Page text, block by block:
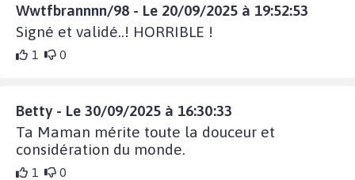
Wwtfbrannnn/98 - Le 20/09/2025 à 19:52:53
Signé et validé..! HORRIBLE !
1 0
Betty - Le 30/09/2025 à 16:30:33
Ta Maman mérite toute la douceur et
considération du monde.
1 0